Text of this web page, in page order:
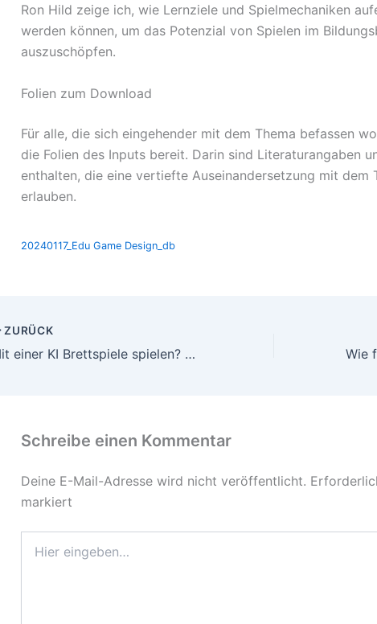
Ron Hild zeige ich, wie Lernziele und Spielmechaniken
werden können, um das Potenzial von Spielen im
auszuschöpfen.
Folien zum Download
Für alle, die sich eingehender mit dem Thema befassen
die Folien des Inputs bereit. Darin sind Literaturangaben
enthalten, die eine vertiefte Auseinandersetzung mit dem
erlauben.
20240117_Edu Game Design_db
ZURÜCK
Mit einer KI Brettspiele spielen? Kann das funktionieren?
Schreibe einen Kommentar
Deine E-Mail-Adresse wird nicht veröffentlicht.
markiert
eingeben…